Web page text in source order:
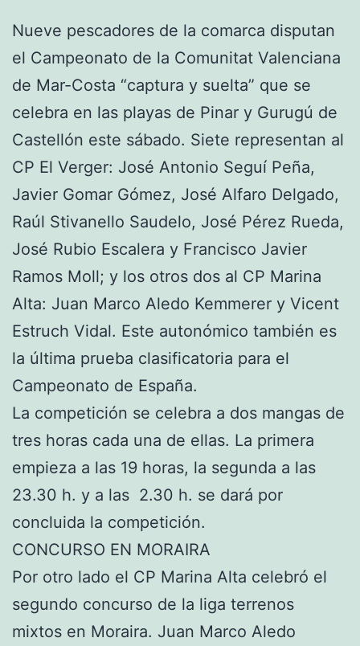
Nueve pescadores de la comarca disputan
el Campeonato de la Comunitat Valenciana
de Mar-Costa “captura y suelta” que se
celebra en las playas de Pinar y Gurugú de
Castellón este sábado. Siete representan al
CP El Verger: José Antonio Seguí Peña,
Javier Gomar Gómez, José Alfaro Delgado,
Raúl Stivanello Saudelo, José Pérez Rueda,
José Rubio Escalera y Francisco Javier
Ramos Moll; y los otros dos al CP Marina
Alta: Juan Marco Aledo Kemmerer y Vicent
Estruch Vidal. Este autonómico también es
la última prueba clasificatoria para el
Campeonato de España.
La competición se celebra a dos mangas de
tres horas cada una de ellas. La primera
empieza a las 19 horas, la segunda a las
23.30 h. y a las 2.30 h. se dará por
concluida la competición.
CONCURSO EN MORAIRA
Por otro lado el CP Marina Alta celebró el
segundo concurso de la liga terrenos
mixtos en Moraira. Juan Marco Aledo